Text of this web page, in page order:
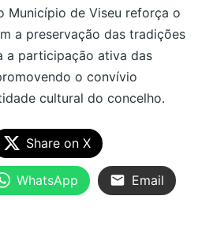
Município de Viseu reforça o
a preservação das tradições
a participação ativa das
o convívio
cultural do concelho.
Share on X
WhatsApp Email